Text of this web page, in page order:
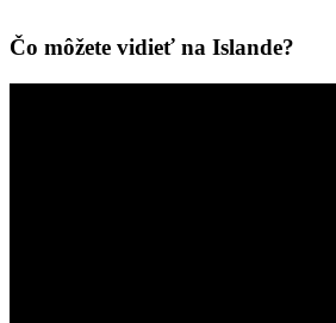
Čo môžete vidieť na Islande?